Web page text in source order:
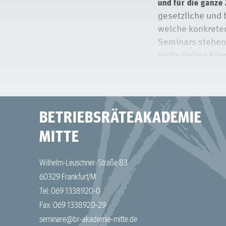
gesetzliche und
welche
Seminars
einbeziehen
Die Teilnahme
BETRIEBSRÄTEAKADEMIE
MITTE
Wilhelm-Leuschner-Straße 83
60329 Frankfurt/M
Tel: 069 1338920-0
Fax: 069 1338920-29
seminare@br-akademie-mitte.de